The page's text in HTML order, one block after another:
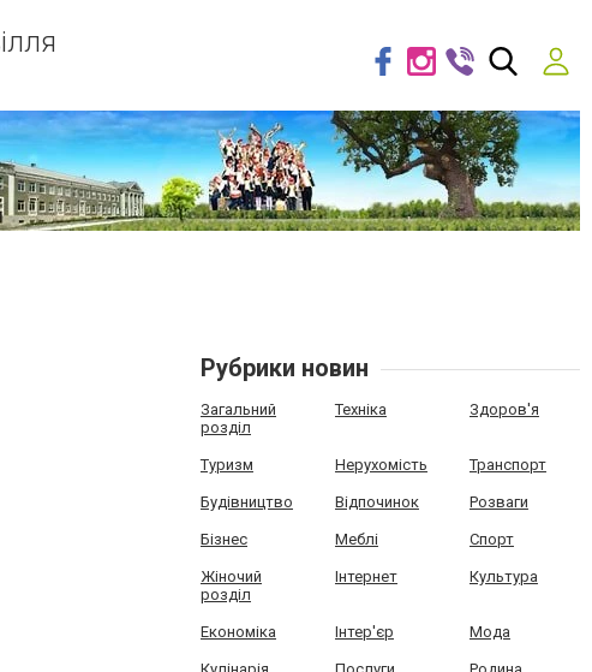
Рубрики новин
Загальний
розділ
Техніка Здоров'я
Туризм Нерухомість Транспорт
Будівництво Відпочинок Розваги
Бізнес Меблі Спорт
Жіночий
розділ
Інтернет Культура
Економіка Інтер'єр Мода